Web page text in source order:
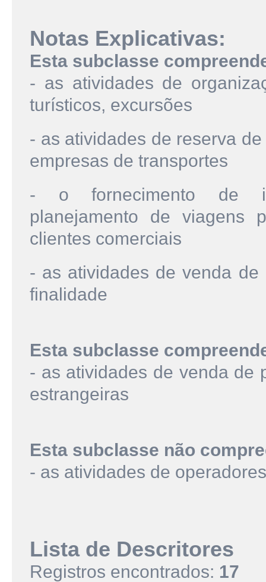
Notas Explicativas:
Esta subclasse
- as atividades de
turísticos, excursões
- as atividades de reserva
empresas de transportes
- o fornecimento de
planejamento de
clientes comerciais
- as atividades de venda
finalidade
Esta subclasse
- as atividades de venda de
estrangeiras
Esta subclasse não
- as atividades de
Lista de Descritores
Registros encontrados: 17